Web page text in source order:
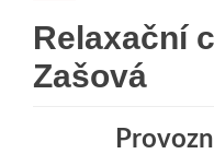
Relaxační
Zašová